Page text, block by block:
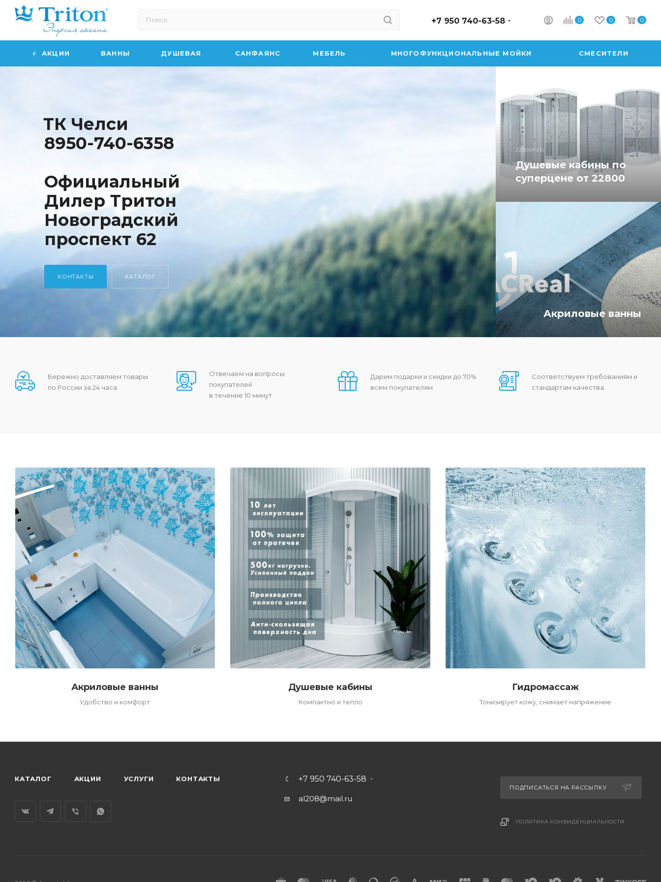
0 0 0
+7 950 740-63-58
АКЦИИ ВАННЫ ДУШЕВАЯ САНФАЯНС МЕБЕЛЬ МНОГОФУНКЦИОНАЛЬНЫЕ МОЙКИ СМЕСИТЕЛИ
ТК Челси
8950-740-6358
Официальный
Дилер Тритон
Новоградский
проспект 62
КОНТАКТЫ КАТАЛОГ
22800РУБ.
Душевые кабины по
суперцене от 22800
Акриловые ванны
Бережно доставляем товары
по России за 24 часа
Отвечаем на вопросы
покупателей
в течение 10 минут
Дарим подарки и скидки до 70%
всем покупателям
Соответствуем требованиям и
стандартам качества
Акриловые ванны
Удобство и комфорт
Душевые кабины
Компактно и тепло
Гидромассаж
Тонизирует кожу, снимает напряжение
КАТАЛОГ АКЦИИ УСЛУГИ КОНТАКТЫ +7 950 740-63-58
al208@mail.ru
ПОДПИСАТЬСЯ НА РАССЫЛКУ
ПОЛИТИКА КОНФИДЕНЦИАЛЬНОСТИ